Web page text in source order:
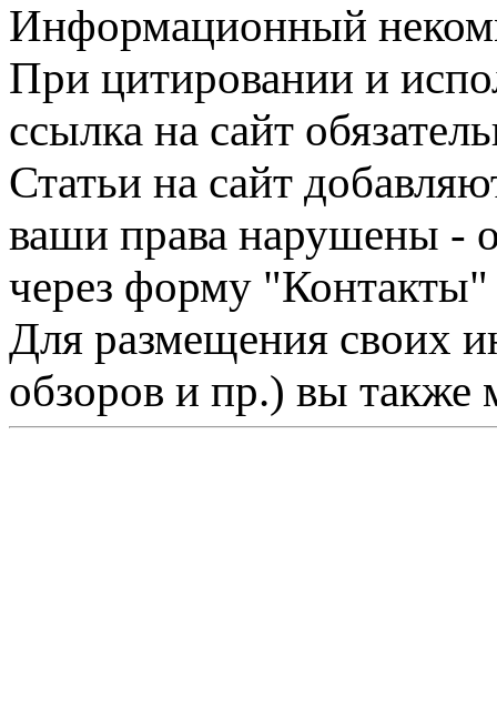
Информационный
При цитировании и
ссылка на сайт
Статьи на сайт
ваши права нарушены -
через форму "Контакты"
Для размещения своих
обзоров и пр.) вы также